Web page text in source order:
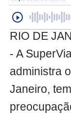
RIO DE
- A
administra
Janeiro,